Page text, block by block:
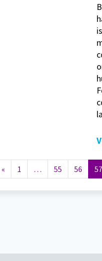
Navegación de entradas
« 1 … 55 56 57